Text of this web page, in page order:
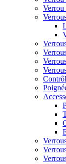
Verrou